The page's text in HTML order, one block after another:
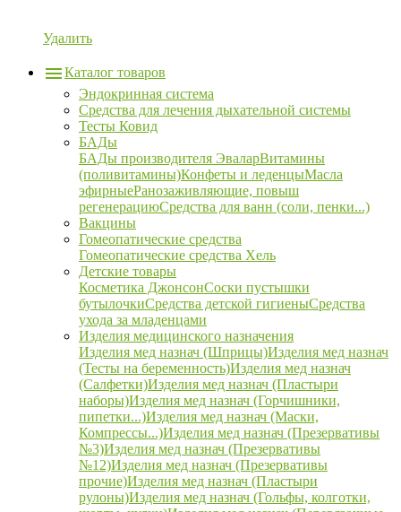
Удалить
Каталог товаров
Эндокринная система
Средства для лечения дыхательной системы
Тесты Ковид
БАДы
БАДы производителя ЭваларВитамины
(поливитамины)Конфеты и леденцыМасла
эфирныеРанозаживляющие, повыш
регенерациюСредства для ванн (соли, пенки...)
Вакцины
Гомеопатические средства
Гомеопатические средства Хель
Детские товары
Косметика ДжонсонСоски пустышки
бутылочкиСредства детской гигиеныСредства
ухода за младенцами
Изделия медицинского назначения
Изделия мед назнач (Шприцы)Изделия мед назнач
(Тесты на беременность)Изделия мед назнач
(Салфетки)Изделия мед назнач (Пластыри
наборы)Изделия мед назнач (Горчишники,
пипетки...)Изделия мед назнач (Маски,
Компрессы...)Изделия мед назнач (Презервативы
№3)Изделия мед назнач (Презервативы
№12)Изделия мед назнач (Презервативы
прочие)Изделия мед назнач (Пластыри
рулоны)Изделия мед назнач (Гольфы, колготки,